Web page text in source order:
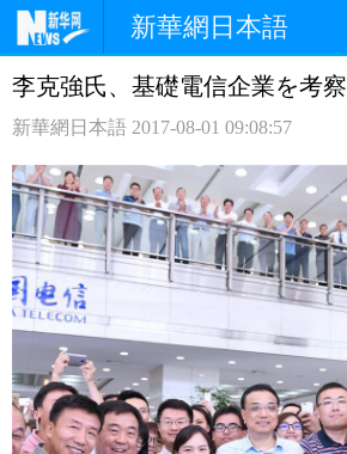
新華網日本語
ホームページ 政治
観光 評論
中日対訳
李克強氏、基礎電信企業を考察
新華網日本語 2017-08-01 09:08:57